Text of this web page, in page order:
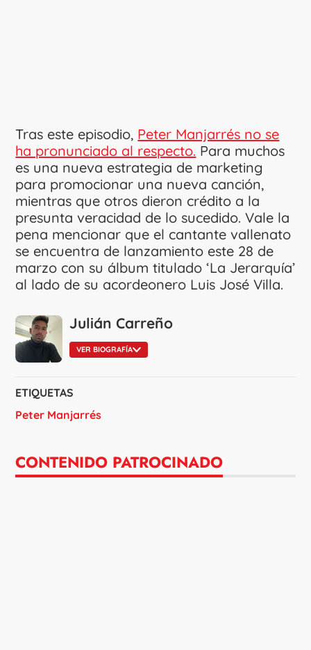
Tras este episodio, Peter Manjarrés no se
ha pronunciado al respecto. Para muchos
es una nueva estrategia de marketing
para promocionar una nueva canción,
mientras que otros dieron crédito a la
presunta veracidad de lo sucedido. Vale la
pena mencionar que el cantante vallenato
se encuentra de lanzamiento este 28 de
marzo con su álbum titulado ‘La Jerarquía’
al lado de su acordeonero Luis José Villa.
Julián Carreño
VER BIOGRAFÍA
ETIQUETAS
Peter Manjarrés
CONTENIDO PATROCINADO